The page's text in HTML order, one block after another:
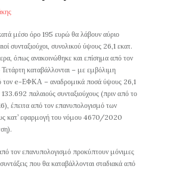
μέσο όρο 195 ευρώ θα λάβουν αύριο
συνταξιούχοι, συνολικού ύψους 26,1 εκατ.
όπως ανακοινώθηκε και επίσημα από τον
καταβάλλονται – με εμβόλιμη
e-ΕΦΚΑ – αναδρομικά ποσά ύψους 26,1
παλαιούς συνταξιούχους (πριν από το
έπειτα από τον επανυπολογισμό των
κατ’ εφαρμογή του νόμου 4670/2020
τον επανυπολογισμό προκύπτουν μόνιμες
συντάξεις που θα καταβάλλονται σταδιακά από